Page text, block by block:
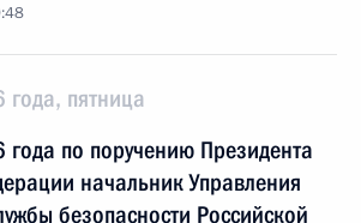
пятница
по поручению Президента
начальник Управления
безопасности Российской